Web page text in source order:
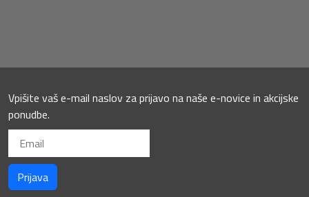
Vpišite vaš e-mail naslov za prijavo na naše e-novice in akcijske
ponudbe.
Prijava